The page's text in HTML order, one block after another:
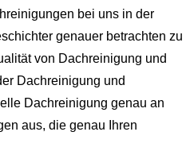
bei uns in der
genauer betrachten zu
von Dachreinigung und
Dachreinigung und
Dachreinigung genau an
aus, die genau Ihren